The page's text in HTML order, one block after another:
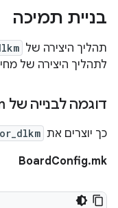
בניית תמיכה
תהליך היצירה של
לתהליך היצירה של
דוגמה לבנייה של vendor
כך יוצרים את
BoardConfig.mk